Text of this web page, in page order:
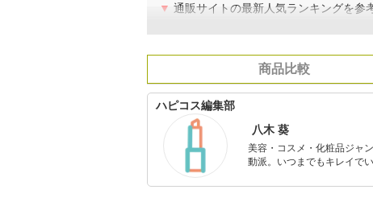
▼ 通販サイトの最新人気ランキングを参
商品比較
ハピコス編集部
八木 葵
美容・コスメ・化粧品ジャ
動派。いつまでもキレイで